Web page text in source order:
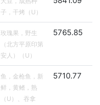
子，干烤（U）
玫瑰果，野生
（北方平原印第
安人）（U）
5765.85
鱼，金枪鱼，新
鲜，黄鳍，熟
（U）、吞拿
5710.77